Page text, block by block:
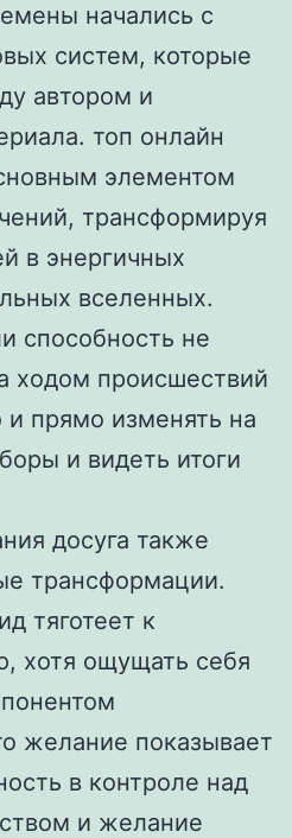
начались с
систем, которые
автором и
топ онлайн
элементом
трансформируя
в энергичных
вселенных.
способность не
ходом происшествий
и прямо изменять на
и видеть итоги
досуга также
трансформации.
тяготеет к
хотя ощущать себя
желание показывает
в контроле над
и желание